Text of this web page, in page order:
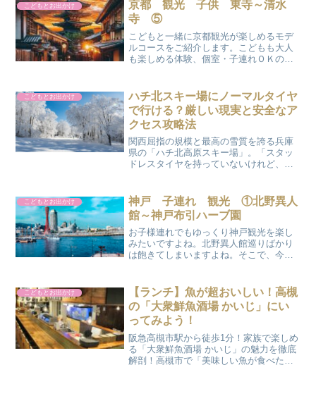
こどもとお出かけ
京都 観光 子供 東寺～清水
寺 ⑤
こどもと一緒に京都観光が楽しめるモデ
ルコースをご紹介します。こどもも大人
も楽しめる体験、個室・子連れＯＫのお
こどもとお出かけ
ハチ北スキー場にノーマルタイヤ
で行ける？厳しい現実と安全なア
クセス攻略法
関西屈指の規模と最高の雪質を誇る兵庫
県の「ハチ北高原スキー場」。「スタッ
ドレスタイヤを持っていないけれど、ノ
言うと、公式観光協会では「ノーマルタ
イヤでの来場は不可」とされて...
こどもとお出かけ
神戸 子連れ 観光 ①北野異人
館～神戸布引ハーブ園
お子様連れでもゆっくり神戸観光を楽し
みたいですよね。北野異人館巡りばかり
は飽きてしまいますよね。そこで、今回
神戸布引ハーブ園【10:00】 北野異人館
巡り①うろこの家...
こどもとお出かけ
【ランチ】魚が超おいしい！高槻
の「大衆鮮魚酒場 かいじ」にい
ってみよう！
阪急高槻市駅から徒歩1分！家族で楽しめ
る「大衆鮮魚酒場 かいじ」の魅力を徹底
解剖！高槻市で「美味しい魚が食べた